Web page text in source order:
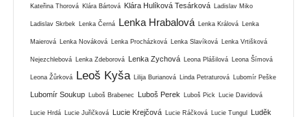
Kateřina Thorová Klára Bártová Klára Hulíková Tesárková Ladislav Miko
Ladislav Skrbek Lenka Černá Lenka Hrabalová Lenka Králová Lenka
Maierová Lenka Nováková Lenka Procházková Lenka Slavíková Lenka Vrtišková
Nejezchlebová Lenka Zdeborová Lenka Zychová Leona Plášilová Leona Šímová
Leona Žůrková Leoš Kyša Lilija Burianová Linda Petraturová Lubomír Peške
Lubomír Soukup Luboš Brabenec Luboš Perek Luboš Pick Lucie Davidová
Lucie Hrdá Lucie Juřičková Lucie Krejčová Lucie Ráčková Lucie Tungul Luděk